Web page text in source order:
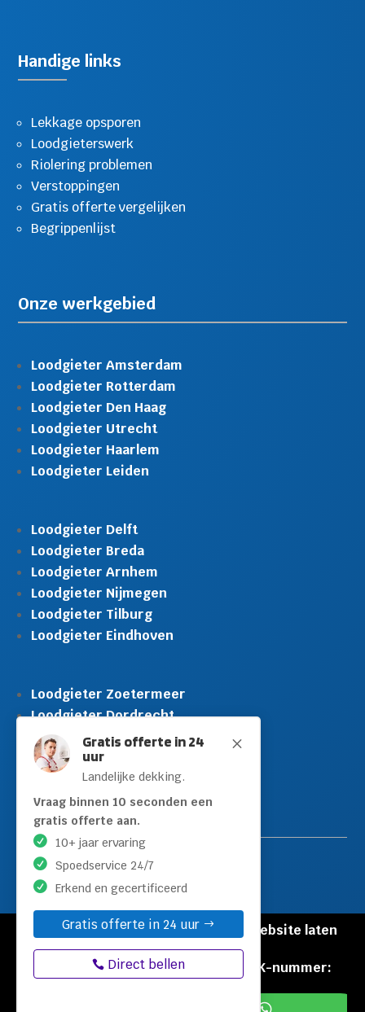
M
Gratis offerte in 24
uur
Landelijke dekking.
Vraag binnen 10 seconden een
gratis offerte aan.
10+ jaar ervaring
Spoedservice 24/7
Erkend en gecertificeerd
Gratis offerte in 24 uur
Direct bellen
Handige links
Lekkage opsporen
Loodgieterswerk
Riolering problemen
Verstoppingen
Gratis offerte vergelijken
Begrippenlijst
Onze werkgebied
Loodgieter Amsterdam
Loodgieter Rotterdam
Loodgieter Den Haag
Loodgieter Utrecht
Loodgieter Haarlem
Loodgieter Leiden
Loodgieter Delft
Loodgieter Breda
Loodgieter Arnhem
Loodgieter Nijmegen
Loodgieter Tilburg
Loodgieter Eindhoven
Loodgieter Zoetermeer
Loodgieter Dordrecht
Loodgieter Rijswijk
Loodgieter Schiedam
Loodgieter Leidschendam
Loodgieter Hilversum
© Copyright Loodgieters Kwartier |
Website laten
maken door Flexamedia
Privacyverklaring|Disclaimer
KVK-nummer: